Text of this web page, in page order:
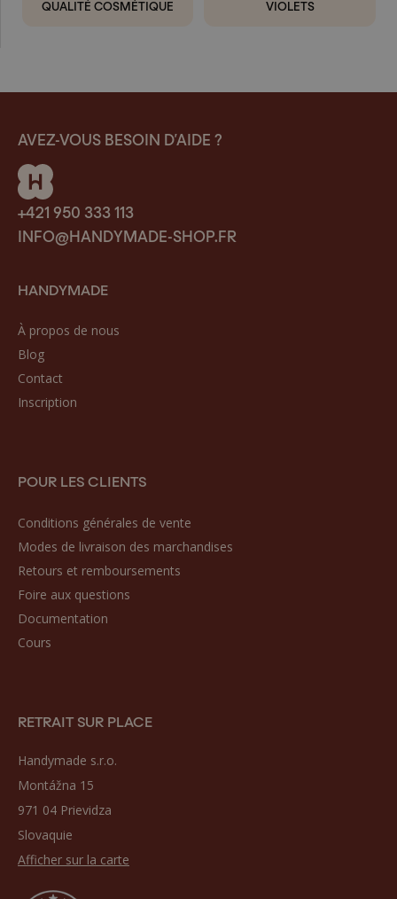
QUALITÉ COSMÉTIQUE
VIOLETS
AVEZ-VOUS BESOIN D’AIDE ?
+421 950 333 113
INFO@HANDYMADE-SHOP.FR
HANDYMADE
À propos de nous
Blog
Contact
Inscription
POUR LES CLIENTS
Conditions générales de vente
Modes de livraison des marchandises
Retours et remboursements
Foire aux questions
Documentation
Cours
RETRAIT SUR PLACE
Handymade s.r.o.
Montážna 15
971 04 Prievidza
Slovaquie
Afficher sur la carte